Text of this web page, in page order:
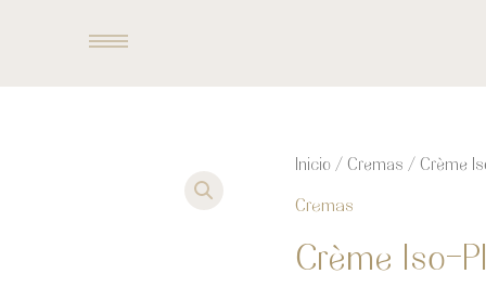
Inicio / Cremas / Crème
Cremas
Crème Iso-
Crème
Placenta
cantidad